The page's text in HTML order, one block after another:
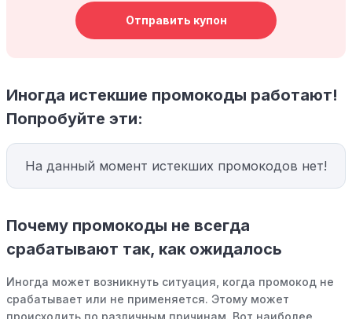
Отправить купон
Иногда истекшие промокоды работают!
Попробуйте эти:
На данный момент истекших промокодов нет!
Почему промокоды не всегда
срабатывают так, как ожидалось
Иногда может возникнуть ситуация, когда промокод не
срабатывает или не применяется. Этому может
происходить по различным причинам. Вот наиболее